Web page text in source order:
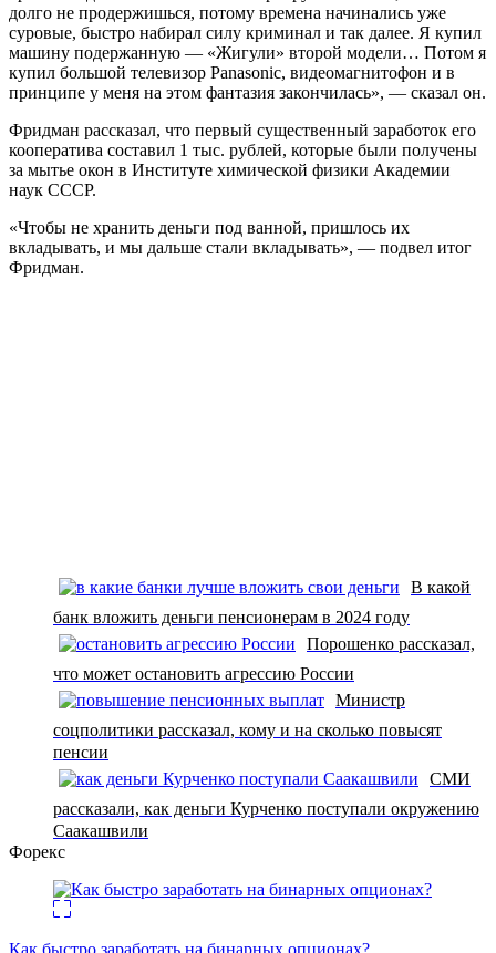
долго не продержишься, потому времена начинались уже
суровые, быстро набирал силу криминал и так далее. Я купил
машину подержанную — «Жигули» второй модели… Потом я
купил большой телевизор Panasonic, видеомагнитофон и в
принципе у меня на этом фантазия закончилась», — сказал он.
Фридман рассказал, что первый существенный заработок его
кооператива составил 1 тыс. рублей, которые были получены
за мытье окон в Институте химической физики Академии
наук СССР.
«Чтобы не хранить деньги под ванной, пришлось их
вкладывать, и мы дальше стали вкладывать», — подвел итог
Фридман.
В какой
банк вложить деньги пенсионерам в 2024 году
Порошенко рассказал,
что может остановить агрессию России
Министр
соцполитики рассказал, кому и на сколько повысят
пенсии
СМИ
рассказали, как деньги Курченко поступали окружению
Саакашвили
Форекс
Как быстро заработать на бинарных опционах?